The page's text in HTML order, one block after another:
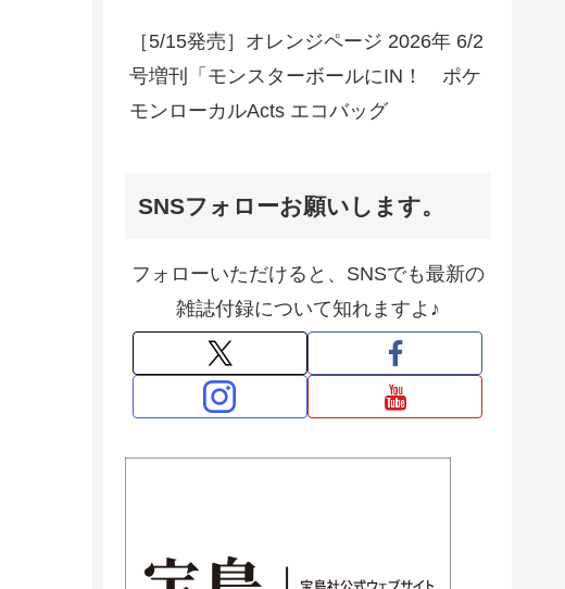
［5/15発売］オレンジページ 2026年 6/2
号増刊「モンスターボールにIN！ ポケ
モンローカルActs エコバッグ
SNSフォローお願いします。
フォローいただけると、SNSでも最新の
雑誌付録について知れますよ♪